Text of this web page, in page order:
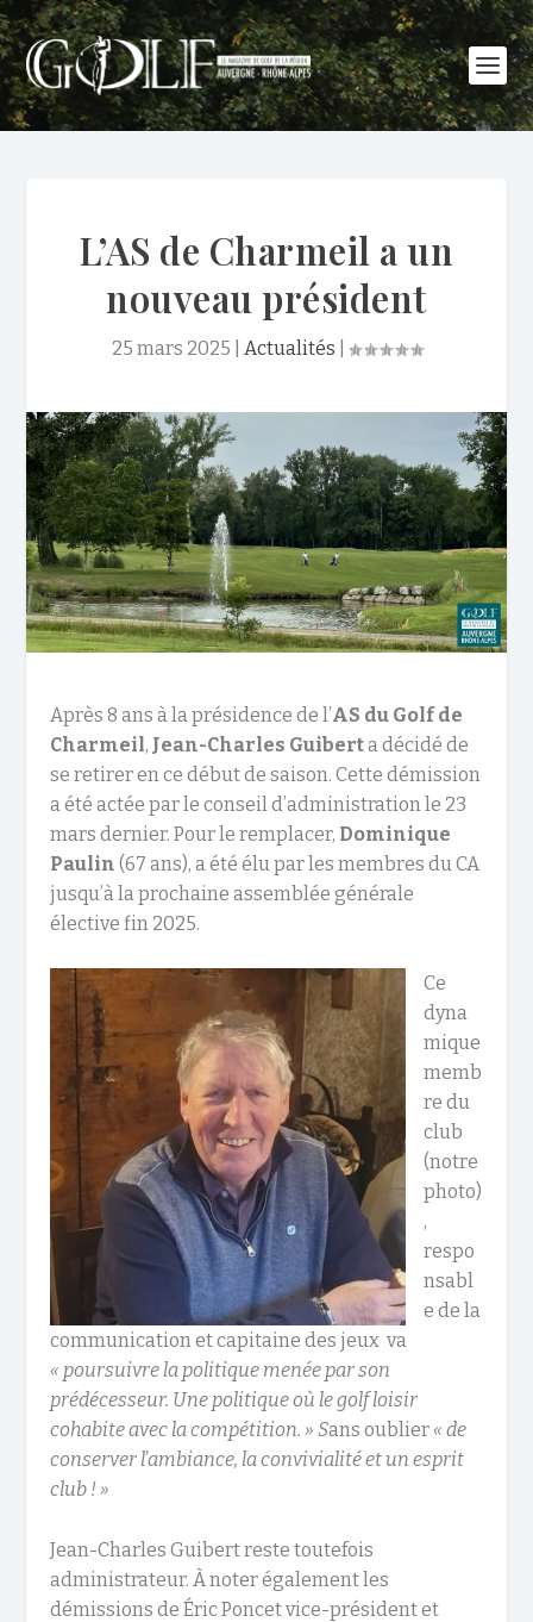
L’AS de Charmeil a un
nouveau président
25 mars 2025 Actualités
Après 8 ans à la présidence de l’AS du Golf de
Charmeil, Jean-Charles Guiberta décidé de
se retirer en ce début de saison. Cette démission
a été actée par le conseil d’administration le 23
mars dernier. Pour le remplacer, Dominique
Paulin (67 ans), a été élu par les membres du CA
jusqu’à la prochaine assemblée générale
élective fin 2025.
Ce
dyna
mique
memb
re du
club
(notre
photo)
,
respo
nsabl
e de la
communication et capitaine des jeux va
« poursuivre la politique menée par son
prédécesseur. Une politique où le golf loisir
cohabite avec la compétition. » Sans oublier « de
conserver l’ambiance, la convivialité et un esprit
club ! »
Jean-Charles Guibert reste toutefois
administrateur. À noter également les
démissions de Éric Poncet vice-président et